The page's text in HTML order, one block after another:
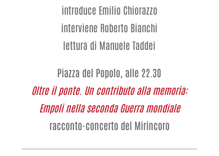
introduce Emilio Chiorazzo
interviene Roberto Bianchi
lettura di Manuele Taddei
Piazza del Popolo, alle 22.30
Oltre il ponte. Un contributo alla memoria:
Empoli nella seconda Guerra mondiale
racconto-concerto del Mirincoro